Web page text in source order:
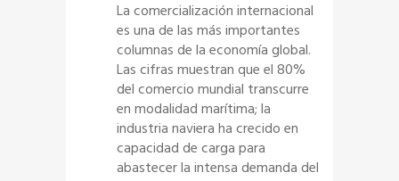
La comercialización internacional
es una de las más importantes
columnas de la economía global.
Las cifras muestran que el 80%
del comercio mundial transcurre
en modalidad marítima; la
industria naviera ha crecido en
capacidad de carga para
abastecer la intensa demanda del